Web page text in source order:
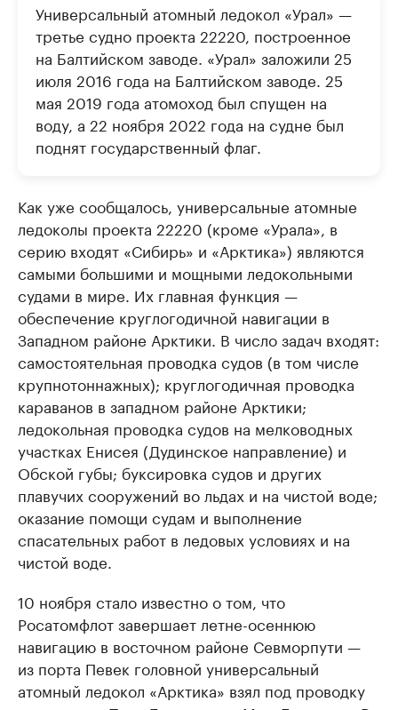
Универсальный атомный ледокол «Урал» —
третье судно проекта 22220, построенное
на Балтийском заводе. «Урал» заложили 25
июля 2016 года на Балтийском заводе. 25
мая 2019 года атомоход был спущен на
воду, а 22 ноября 2022 года на судне был
поднят государственный флаг.
Как уже сообщалось, универсальные атомные
ледоколы проекта 22220 (кроме «Урала», в
серию входят «Сибирь» и «Арктика») являются
самыми большими и мощными ледокольными
судами в мире. Их главная функция —
обеспечение круглогодичной навигации в
Западном районе Арктики. В число задач входят:
самостоятельная проводка судов (в том числе
крупнотоннажных); круглогодичная проводка
караванов в западном районе Арктики;
ледокольная проводка судов на мелководных
участках Енисея (Дудинское направление) и
Обской губы; буксировка судов и других
плавучих сооружений во льдах и на чистой воде;
оказание помощи судам и выполнение
спасательных работ в ледовых условиях и на
чистой воде.
10 ноября стало известно о том, что
Росатомфлот завершает летне-осеннюю
навигацию в восточном районе Севморпути —
из порта Певек головной универсальный
атомный ледокол «Арктика» взял под проводку